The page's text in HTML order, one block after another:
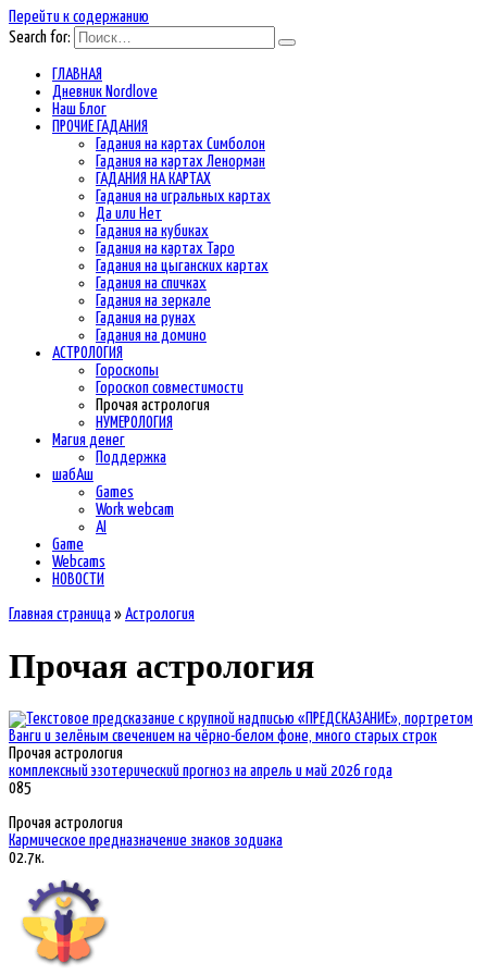
Перейти к содержанию
Search for:
ГЛАВНАЯ
Дневник Nordlove
Наш Блог
ПРОЧИЕ ГАДАНИЯ
Гадания на картах Симболон
Гадания на картах Ленорман
ГАДАНИЯ НА КАРТАХ
Гадания на игральных картах
Да или Нет
Гадания на кубиках
Гадания на картах Таро
Гадания на цыганских картах
Гадания на спичках
Гадания на зеркале
Гадания на рунах
Гадания на домино
АСТРОЛОГИЯ
Гороскопы
Гороскоп cовместимости
Прочая астрология
НУМЕРОЛОГИЯ
Магия денег
Поддержка
шабАш
Games
Work webcam
AI
Game
Webcams
НОВОСТИ
Главная страница » Астрология
Прочая астрология
Прочая астрология
комплексный эзотерический прогноз на апрель и май 2026 года
085
Прочая астрология
Кармическое предназначение знаков зодиака
02.7к.